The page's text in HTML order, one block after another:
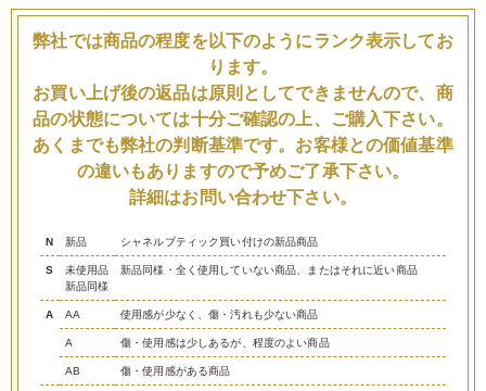
弊社では商品の程度を以下のようにランク表示してお
ります。
お買い上げ後の返品は原則としてできませんので、商
品の状態については十分ご確認の上、ご購入下さい。
あくまでも弊社の判断基準です。お客様との価値基準
の違いもありますので予めご了承下さい。
詳細はお問い合わせ下さい。
N 新品 シャネルブティック買い付けの新品商品
S
未使用品
新品同様
新品同様・全く使用していない商品、またはそれに近い商品
A AA 使用感が少なく、傷・汚れも少ない商品
A 傷・使用感は少しあるが、程度のよい商品
AB 傷・使用感がある商品